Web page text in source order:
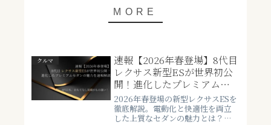
クルマ
速報【2026年春登場】8代目
レクサス新型ESが世界初公
開！進化したプレミアムセ
ダンの魅力を速報解説
2026年春登場の新型レクサスESを
徹底解説。電動化と快適性を両立
した上質なセダンの魅力とは？内